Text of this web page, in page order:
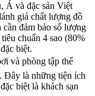
Á và đặc sản Việt
giá chất lượng đồ
cần đảm bảo số lượng
chuẩn 4 sao (80%
biệt.
và phòng tập thể
Đây là những tiện ích
biệt là khách sạn